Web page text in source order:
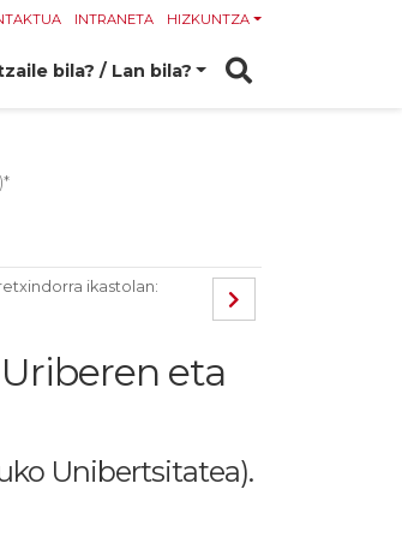
INTRANETA HIZKUNTZA
bila? / Lan bila?
ikastolan:
eta
Unibertsitatea).